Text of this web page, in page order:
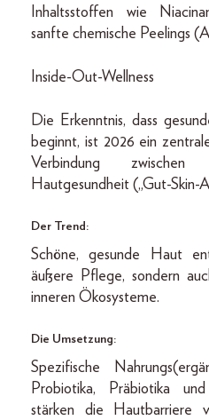
Inhaltsstoffen wie
sanfte chemische Peelings
Inside-Out-Wellness
Die Erkenntnis, dass
beginnt, ist 2026 ein
Verbindung zwischen
Hautgesundheit („Gut-Skin-
Der Trend:
Schöne, gesunde Haut
äußere Pflege, sondern
inneren Ökosysteme.
Die Umsetzung:
Spezifische
Probiotika, Präbiotika
stärken die Hautbarriere